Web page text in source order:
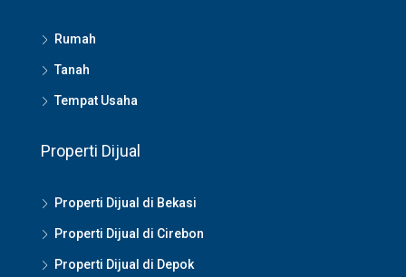
Rumah
Tanah
Tempat Usaha
Properti Dijual
Properti Dijual di Bekasi
Properti Dijual di Cirebon
Properti Dijual di Depok